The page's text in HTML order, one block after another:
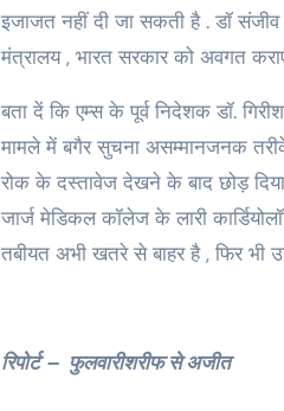
इजाजत नहीं दी जा सकती है . डॉ संजीव
मंत्रालय , भारत सरकार को अवगत
बता दें कि एम्स के पूर्व निदेशक डॉ.
मामले में बगैर सुचना असम्मानजनक तरीके
रोक के दस्तावेज देखने के बाद छोड़
जार्ज मेडिकल कॉलेज के लारी
तबीयत अभी खतरे से बाहर है , फिर भी
रिपोर्ट – फुलवारीशरीफ से अजीत